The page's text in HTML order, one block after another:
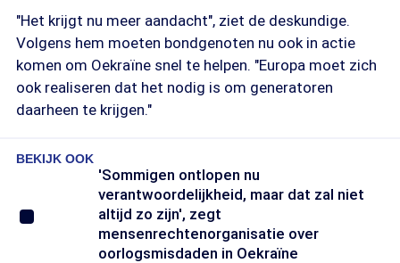
"Het krijgt nu meer aandacht", ziet de deskundige.
Volgens hem moeten bondgenoten nu ook in actie
komen om Oekraïne snel te helpen. "Europa moet zich
ook realiseren dat het nodig is om generatoren
daarheen te krijgen."
BEKIJK OOK
'Sommigen ontlopen nu
verantwoordelijkheid, maar dat zal niet
altijd zo zijn', zegt
mensenrechtenorganisatie over
oorlogsmisdaden in Oekraïne